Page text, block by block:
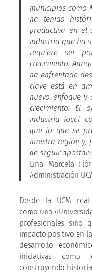
municipios como
ha tenido
productiva en el
industria que ha
requiere ser
crecimiento.
ha enfrentado
clave está en
nuevo enfoque y
crecimiento. El
industria local
que lo que se
nuestra región y,
de seguir
Lina Marcela
Administración
Desde la UCM
como una
profesionales sino
impacto positivo en
desarrollo
iniciativas como
construyendo